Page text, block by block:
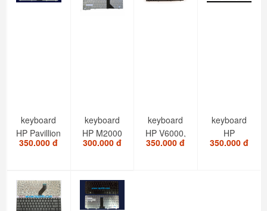
keyboard
HP Pavillion
DV6-10000
350.000 đ
keyboard
HP M2000
C300,
300.000 đ
keyboard
HP V6000,
F500, F700
350.000 đ
keyboard
HP
Presario
350.000 đ